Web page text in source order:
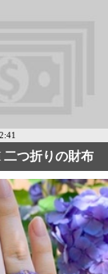
つ折りの財布